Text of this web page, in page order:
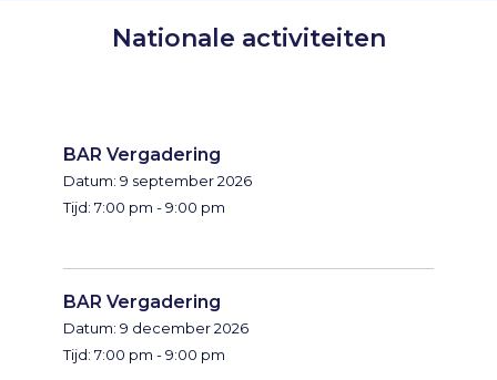
Nationale activiteiten
BAR Vergadering
Datum: 9 september 2026
Tijd: 7:00 pm - 9:00 pm
BAR Vergadering
Datum: 9 december 2026
Tijd: 7:00 pm - 9:00 pm